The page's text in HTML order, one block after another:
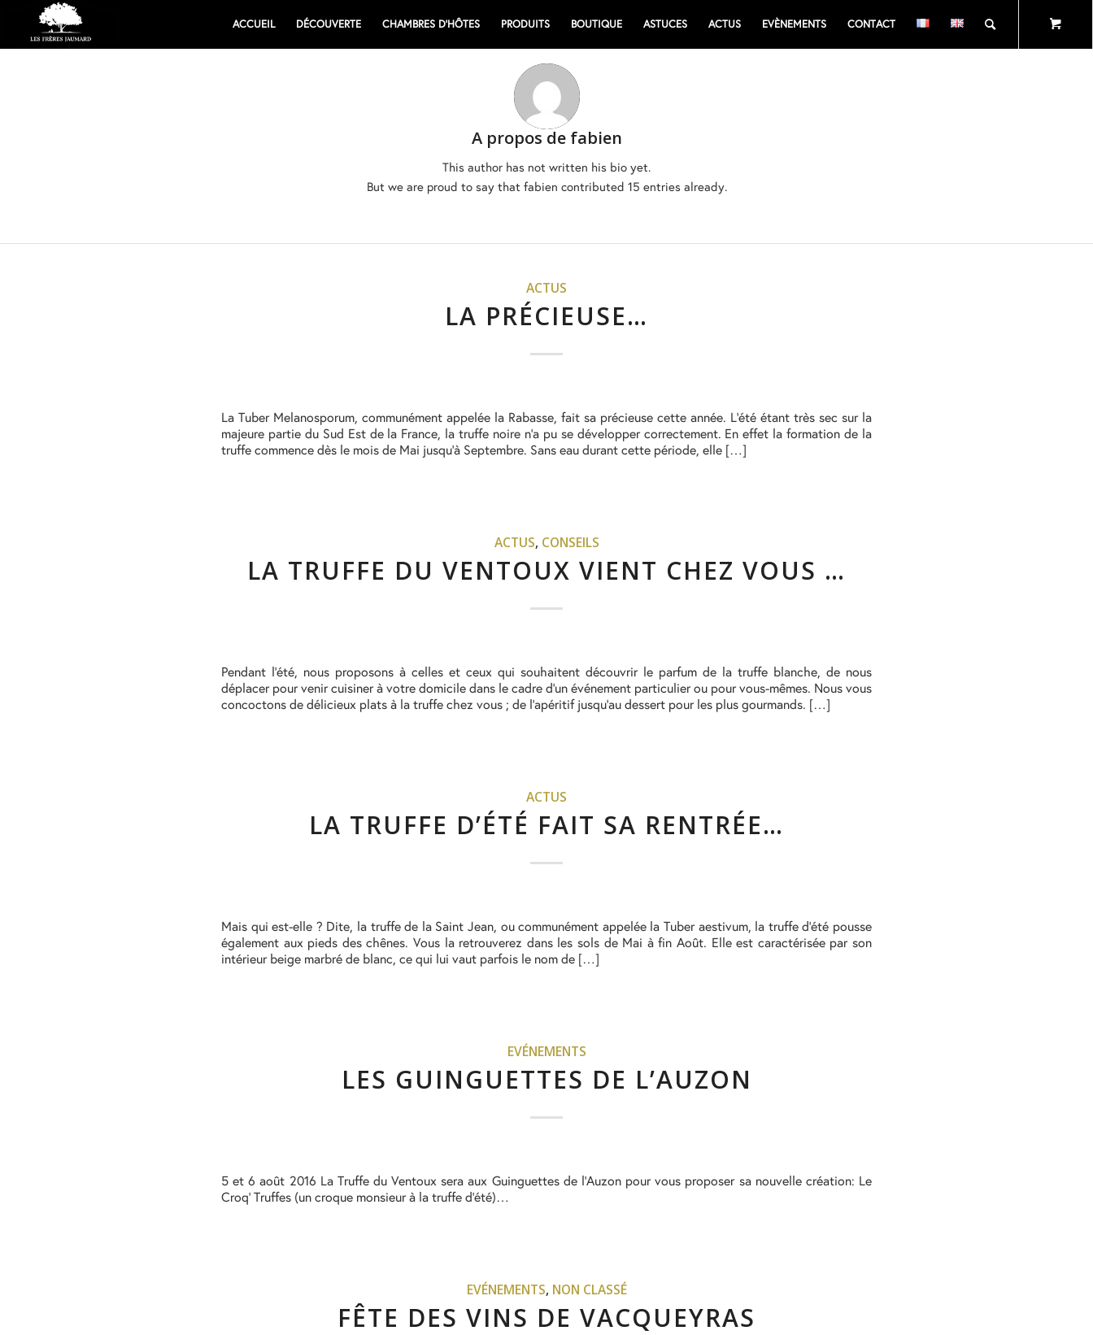
ACCUEIL DÉCOUVERTE CHAMBRES D’HÔTES PRODUITS BOUTIQUE ASTUCES ACTUS EVÈNEMENTS CONTACT
A propos de fabien
This author has not written his bio yet.
But we are proud to say that fabien contributed 15 entries already.
ACTUS
LA PRÉCIEUSE…
La Tuber Melanosporum, communément appelée la Rabasse, fait sa précieuse cette année. L’été étant très sec sur la
majeure partie du Sud Est de la France, la truffe noire n’a pu se développer correctement. En effet la formation de la
truffe commence dès le mois de Mai jusqu’à Septembre. Sans eau durant cette période, elle […]
ACTUS, CONSEILS
LA TRUFFE DU VENTOUX VIENT CHEZ VOUS …
Pendant l’été, nous proposons à celles et ceux qui souhaitent découvrir le parfum de la truffe blanche, de nous
déplacer pour venir cuisiner à votre domicile dans le cadre d’un événement particulier ou pour vous-mêmes. Nous vous
concoctons de délicieux plats à la truffe chez vous ; de l’apéritif jusqu’au dessert pour les plus gourmands. […]
ACTUS
LA TRUFFE D’ÉTÉ FAIT SA RENTRÉE…
Mais qui est-elle ? Dite, la truffe de la Saint Jean, ou communément appelée la Tuber aestivum, la truffe d’été pousse
également aux pieds des chênes. Vous la retrouverez dans les sols de Mai à fin Août. Elle est caractérisée par son
intérieur beige marbré de blanc, ce qui lui vaut parfois le nom de […]
EVÉNEMENTS
LES GUINGUETTES DE L’AUZON
5 et 6 août 2016 La Truffe du Ventoux sera aux Guinguettes de l’Auzon pour vous proposer sa nouvelle création: Le
Croq’ Truffes (un croque monsieur à la truffe d’été)…
EVÉNEMENTS, NON CLASSÉ
FÊTE DES VINS DE VACQUEYRAS